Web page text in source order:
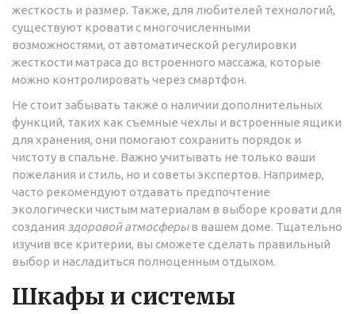
жесткость и размер. Также, для любителей технологий,
существуют кровати с многочисленными
возможностями, от автоматической регулировки
жесткости матраса до встроенного массажа, которые
можно контролировать через смартфон.
Не стоит забывать также о наличии дополнительных
функций, таких как съемные чехлы и встроенные ящики
для хранения, они помогают сохранить порядок и
чистоту в спальне. Важно учитывать не только ваши
пожелания и стиль, но и советы экспертов. Например,
часто рекомендуют отдавать предпочтение
экологически чистым материалам в выборе кровати для
создания здоровой атмосферыв вашем доме. Тщательно
изучив все критерии, вы сможете сделать правильный
выбор и насладиться полноценным отдыхом.
Шкафы и системы